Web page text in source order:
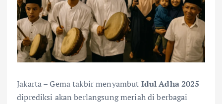
Jakarta – Gema takbir menyambut Idul Adha 2025
diprediksi akan berlangsung meriah di berbagai